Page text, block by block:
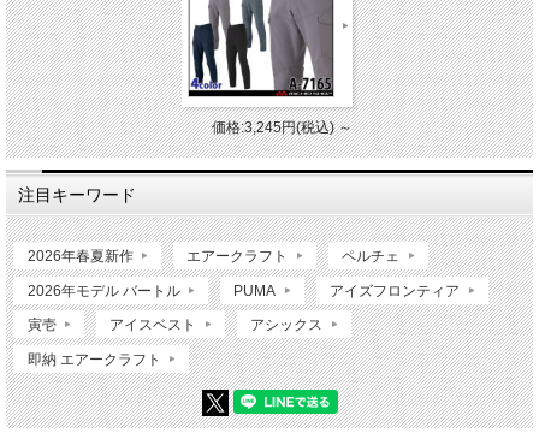
価格:3,245円(税込)～
注目キーワード
2026年春夏新作 エアークラフト ペルチェ
2026年モデル バートル PUMA アイズフロンティア
寅壱 アイスベスト アシックス
即納 エアークラフト